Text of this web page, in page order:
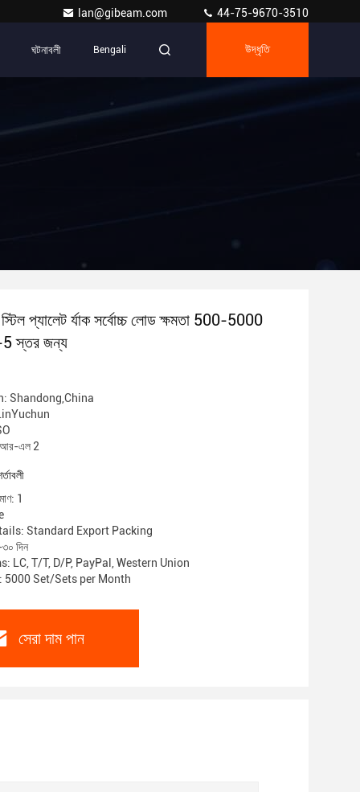
lan@gibeam.com 44-75-9670-3510
ঘটনাবলী Bengali উদ্ধৃতি
স্টিল প্যালেট র্যাক সর্বোচ্চ লোড ক্ষমতা 500-5000
5 স্তর জন্য
Shandong,China
LinYuchun
এল 2
1
Standard Export Packing
দিন
LC, T/T, D/P, PayPal, Western Union
5000 Set/Sets per Month
সেরা দাম পান